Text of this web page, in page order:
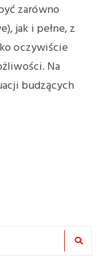
zarówno
jak i pełne, z
oczywiście
Na
budzących